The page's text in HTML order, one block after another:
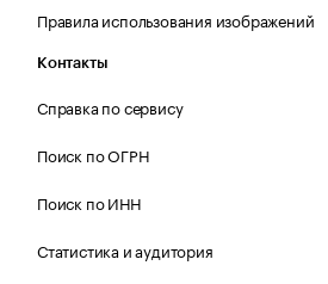
Правила использования изображений
Контакты
Справка по сервису
Поиск по ОГРН
Поиск по ИНН
Статистика и аудитория